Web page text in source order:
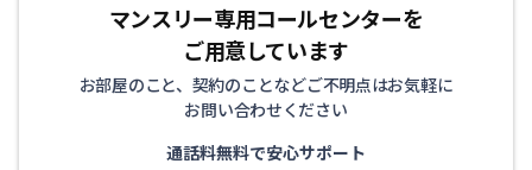
マンスリー専用コールセンターを
ご用意しています
お部屋のこと、契約のことなどご不明点はお気軽に
お問い合わせください
通話料無料で安心サポート